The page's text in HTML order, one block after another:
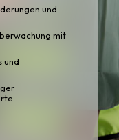
und
mit
und